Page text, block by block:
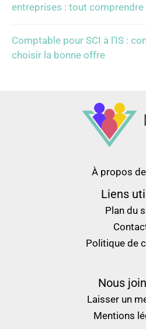
entreprises : tout comprendre
Comptable pour SCI à l’IS :
choisir la bonne offre
À propos
Liens
Plan du
Politique de
Nous
Laisser un
Mentions